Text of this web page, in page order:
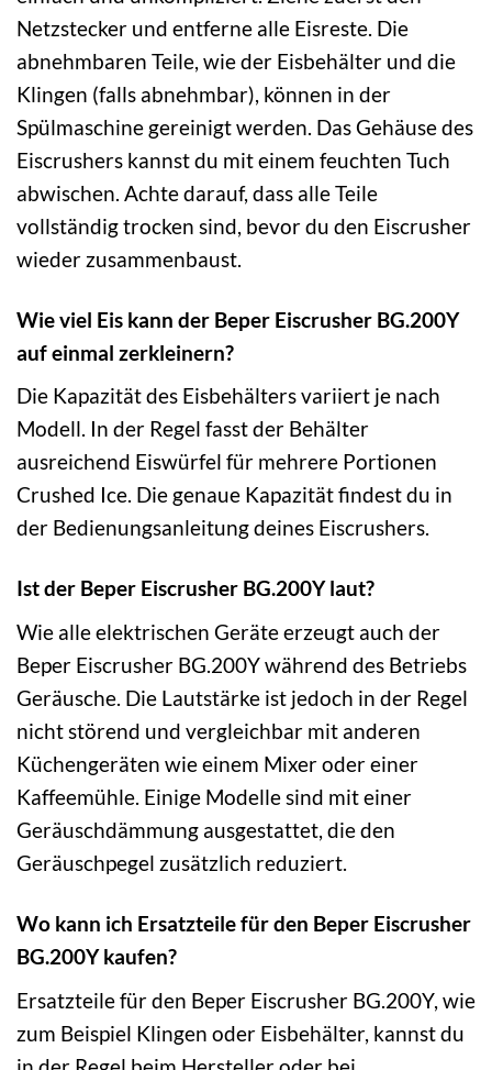
Netzstecker und entferne alle Eisreste. Die
abnehmbaren Teile, wie der Eisbehälter und die
Klingen (falls abnehmbar), können in der
Spülmaschine gereinigt werden. Das Gehäuse des
Eiscrushers kannst du mit einem feuchten Tuch
abwischen. Achte darauf, dass alle Teile
vollständig trocken sind, bevor du den Eiscrusher
wieder zusammenbaust.
Wie viel Eis kann der Beper Eiscrusher BG.200Y
auf einmal zerkleinern?
Die Kapazität des Eisbehälters variiert je nach
Modell. In der Regel fasst der Behälter
ausreichend Eiswürfel für mehrere Portionen
Crushed Ice. Die genaue Kapazität findest du in
der Bedienungsanleitung deines Eiscrushers.
Ist der Beper Eiscrusher BG.200Y laut?
Wie alle elektrischen Geräte erzeugt auch der
Beper Eiscrusher BG.200Y während des Betriebs
Geräusche. Die Lautstärke ist jedoch in der Regel
nicht störend und vergleichbar mit anderen
Küchengeräten wie einem Mixer oder einer
Kaffeemühle. Einige Modelle sind mit einer
Geräuschdämmung ausgestattet, die den
Geräuschpegel zusätzlich reduziert.
Wo kann ich Ersatzteile für den Beper Eiscrusher
BG.200Y kaufen?
Ersatzteile für den Beper Eiscrusher BG.200Y, wie
zum Beispiel Klingen oder Eisbehälter, kannst du